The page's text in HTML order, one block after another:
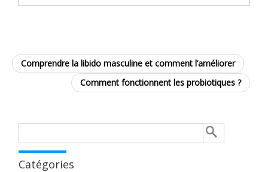
Comprendre la libido masculine et comment l’améliorer
Comment fonctionnent les probiotiques ?
Catégories